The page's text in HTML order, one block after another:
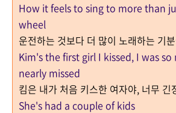
How it feels to sing to more than
wheel
운전하는 것보다 더 많이 노래하는 기
Kim's the first girl I kissed, I was
nearly missed
킴은 내가 처음 키스한 여자야, 너무 긴
She's had a couple of kids